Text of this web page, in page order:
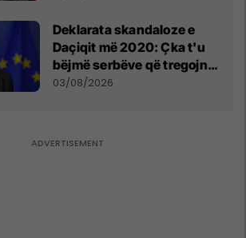
​Deklarata skandaloze e
Daçiqit më 2020: Çka t'u
bëjmë serbëve që tregojnë
ku janë varrosur shqiptarët
03/08/2026